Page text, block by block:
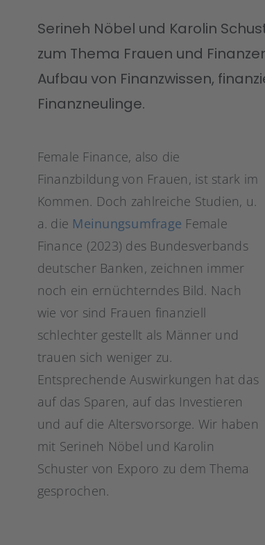
Serineh Nöbel und Karolin
zum Thema Frauen und
Aufbau von Finanzwissen,
Finanzneulinge.
Female Finance, also die
Finanzbildung von Frauen, ist stark im
Kommen. Doch zahlreiche Studien, u.
a. die Meinungsumfrage Female
Finance (2023) des Bundesverbands
deutscher Banken, zeichnen immer
noch ein ernüchterndes Bild. Nach
wie vor sind Frauen finanziell
schlechter gestellt als Männer und
trauen sich weniger zu.
Entsprechende Auswirkungen hat das
auf das Sparen, auf das Investieren
und auf die Altersvorsorge. Wir haben
mit Serineh Nöbel und Karolin
Schuster von Exporo zu dem Thema
gesprochen.